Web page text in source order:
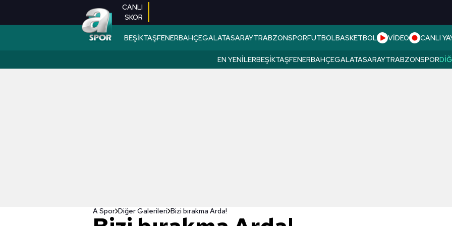
CANLI
SKOR
BEŞİKTAŞFENERBAHÇEGALATASARAYTRABZONSPORFUTBOLBASKETBOL VİDEO CANLI
EN YENILERBEŞIKTAŞFENERBAHÇEGALATASARAYTRABZONSPOR
A Spor Diğer Galerileri Bizi bırakma Arda!